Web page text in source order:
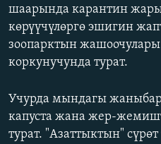
ЭЖЕ-СИҢДИЛЕР
АЗАТТЫК+
ЫҢГАЙСЫЗ СУРООЛОР
ОНЛАЙН ШЕРИНЕ
ЭЕ/АРнун бардык
шаарында карантин
көрүүчүлөргө эшигин
зоопарктын жашоочулары
коркунучунда турат.
Учурда мындагы
капуста жана жер-
турат. "Азаттыктын"